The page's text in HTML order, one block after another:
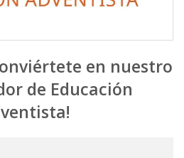
en nuestro
de Educación